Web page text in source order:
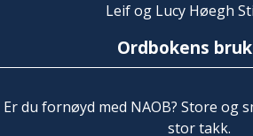
Leif og Lucy Høegh
Ordbokens
Er du fornøyd med NAOB? Store og
stor takk.